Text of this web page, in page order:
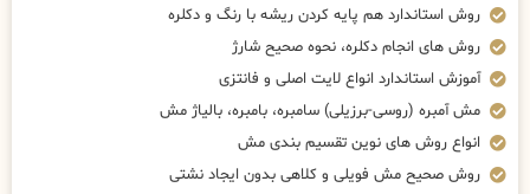
روش استاندارد هم پایه کردن ریشه با رنگ و دکلره
روش های انجام دکلره، نحوه صحیح شارژ
آموزش استاندارد انواع لایت اصلی و فانتزی
مش آمبره (روسی-برزیلی) سامبره، بامبره، بالیاژ مش
انواع روش های نوین تقسیم بندی مش
روش صحیح مش فویلی و کلاهی بدون ایجاد نشتی